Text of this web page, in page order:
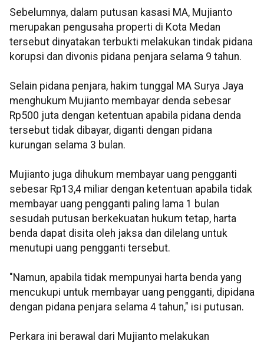
Sebelumnya, dalam putusan kasasi MA, Mujianto
merupakan pengusaha properti di Kota Medan
tersebut dinyatakan terbukti melakukan tindak pidana
korupsi dan divonis pidana penjara selama 9 tahun.
Selain pidana penjara, hakim tunggal MA Surya Jaya
menghukum Mujianto membayar denda sebesar
Rp500 juta dengan ketentuan apabila pidana denda
tersebut tidak dibayar, diganti dengan pidana
kurungan selama 3 bulan.
Mujianto juga dihukum membayar uang pengganti
sebesar Rp13,4 miliar dengan ketentuan apabila tidak
membayar uang pengganti paling lama 1 bulan
sesudah putusan berkekuatan hukum tetap, harta
benda dapat disita oleh jaksa dan dilelang untuk
menutupi uang pengganti tersebut.
"Namun, apabila tidak mempunyai harta benda yang
mencukupi untuk membayar uang pengganti, dipidana
dengan pidana penjara selama 4 tahun," isi putusan.
Perkara ini berawal dari Mujianto melakukan